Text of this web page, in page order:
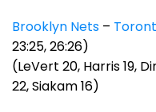
Brooklyn Nets –
23:25, 26:26)
(LeVert 20, Harris 19,
22, Siakam 16)